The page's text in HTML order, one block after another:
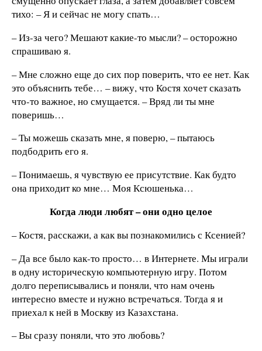
тихо: – Я и сейчас не могу спать…
– Из-за чего? Мешают какие-то мысли? – осторожно
спрашиваю я.
– Мне сложно еще до сих пор поверить, что ее нет. Как
это объяснить тебе… – вижу, что Костя хочет сказать
что-то важное, но смущается. – Вряд ли ты мне
поверишь…
– Ты можешь сказать мне, я поверю, – пытаюсь
подбодрить его я.
– Понимаешь, я чувствую ее присутствие. Как будто
она приходит ко мне… Моя Ксюшенька…
Когда люди любят – они одно целое
– Костя, расскажи, а как вы познакомились с Ксенией?
– Да все было как-то просто… в Интернете. Мы играли
в одну историческую компьютерную игру. Потом
долго переписывались и поняли, что нам очень
интересно вместе и нужно встречаться. Тогда я и
приехал к ней в Москву из Казахстана.
– Вы сразу поняли, что это любовь?